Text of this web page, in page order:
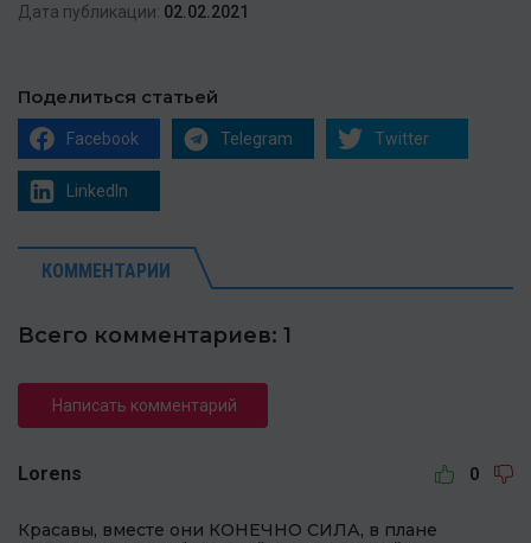
Дата публикации: 02.02.2021
Поделиться статьей
Facebook Telegram Twitter
LinkedIn
КОММЕНТАРИИ
Всего комментариев: 1
Написать комментарий
Lorens 0
Красавы, вместе они КОНЕЧНО СИЛА, в плане